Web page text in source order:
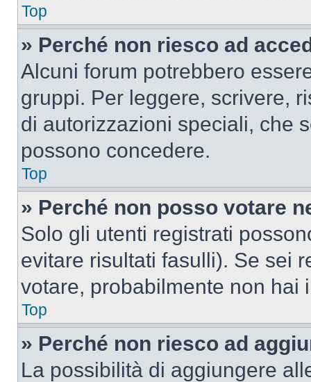
Top
» Perché non riesco ad
Alcuni forum potrebbero
gruppi. Per leggere, scrivere,
di autorizzazioni speciali, che
possono concedere.
Top
» Perché non posso votare
Solo gli utenti registrati
evitare risultati fasulli). Se sei
votare, probabilmente non hai
Top
» Perché non riesco ad
La possibilità di aggiungere